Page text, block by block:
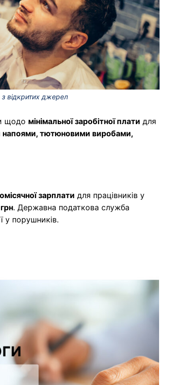
відкритих джерел
щодо мінімальної заробітної плати для
напоями, тютюновими виробами,
зарплати для працівників у
. Державна податкова служба
у порушників.